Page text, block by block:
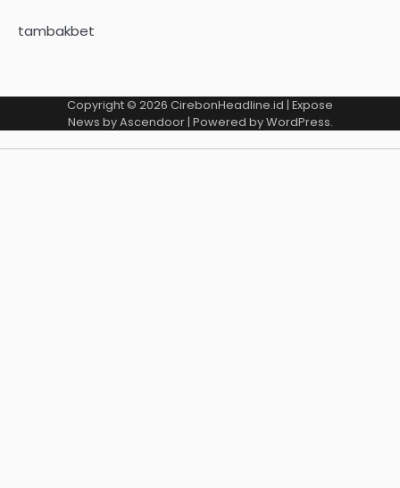
tambakbet
Copyright © 2026 CirebonHeadline.id | Expose
News byAscendoor| Powered byWordPress.